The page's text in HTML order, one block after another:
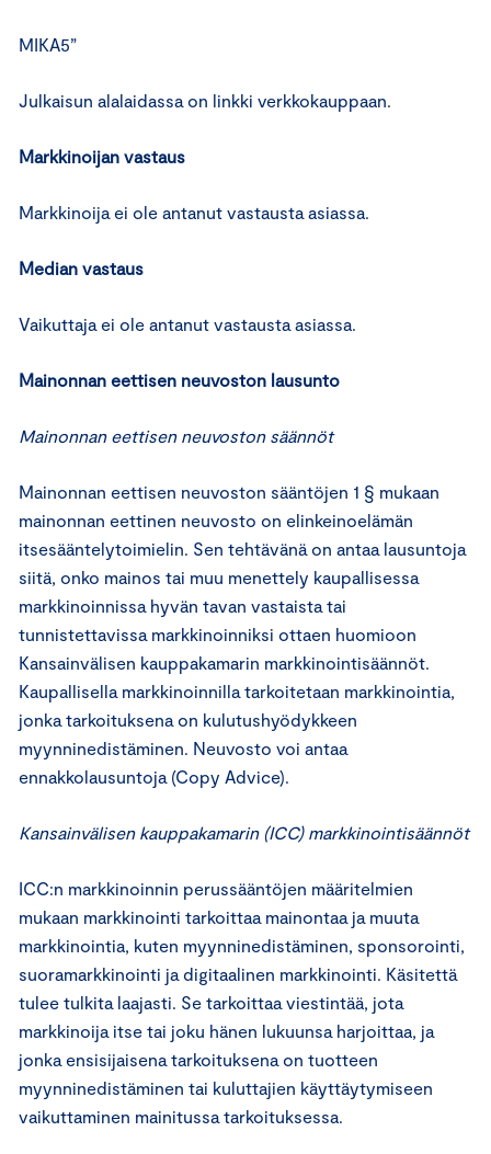
MIKA5”
Julkaisun alalaidassa on linkki verkkokauppaan.
Markkinoijan vastaus
Markkinoija ei ole antanut vastausta asiassa.
Median vastaus
Vaikuttaja ei ole antanut vastausta asiassa.
Mainonnan eettisen neuvoston lausunto
Mainonnan eettisen neuvoston säännöt
Mainonnan eettisen neuvoston sääntöjen 1 § mukaan
mainonnan eettinen neuvosto on elinkeinoelämän
itsesääntelytoimielin. Sen tehtävänä on antaa lausuntoja
siitä, onko mainos tai muu menettely kaupallisessa
markkinoinnissa hyvän tavan vastaista tai
tunnistettavissa markkinoinniksi ottaen huomioon
Kansainvälisen kauppakamarin markkinointisäännöt.
Kaupallisella markkinoinnilla tarkoitetaan markkinointia,
jonka tarkoituksena on kulutushyödykkeen
myynninedistäminen. Neuvosto voi antaa
ennakkolausuntoja (Copy Advice).
Kansainvälisen kauppakamarin (ICC) markkinointisäännöt
ICC:n markkinoinnin perussääntöjen määritelmien
mukaan markkinointi tarkoittaa mainontaa ja muuta
markkinointia, kuten myynninedistäminen, sponsorointi,
suoramarkkinointi ja digitaalinen markkinointi. Käsitettä
tulee tulkita laajasti. Se tarkoittaa viestintää, jota
markkinoija itse tai joku hänen lukuunsa harjoittaa, ja
jonka ensisijaisena tarkoituksena on tuotteen
myynninedistäminen tai kuluttajien käyttäytymiseen
vaikuttaminen mainitussa tarkoituksessa.